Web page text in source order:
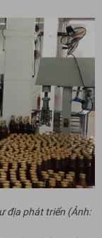
địa phát triển (Ảnh: